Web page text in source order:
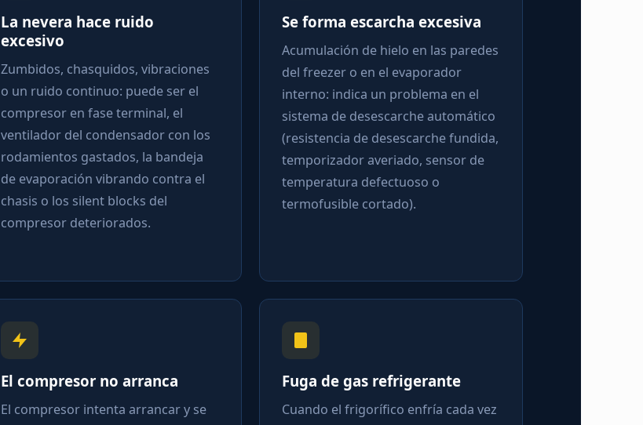
La nevera hace ruido
excesivo
Zumbidos, chasquidos, vibraciones
o un ruido continuo: puede ser el
compresor en fase terminal, el
ventilador del condensador con los
rodamientos gastados, la bandeja
de evaporación vibrando contra el
chasis o los silent blocks del
compresor deteriorados.
Se forma escarcha excesiva
Acumulación de hielo en las paredes
del freezer o en el evaporador
interno: indica un problema en el
sistema de desescarche automático
(resistencia de desescarche fundida,
temporizador averiado, sensor de
temperatura defectuoso o
termofusible cortado).
El compresor no arranca
El compresor intenta arrancar y se
Fuga de gas refrigerante
Cuando el frigorífico enfría cada vez